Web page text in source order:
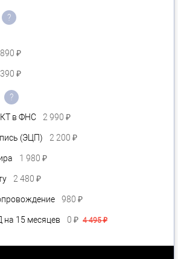
?
₽
₽
?
в ФНС 2 990 ₽
(ЭЦП) 2 200 ₽
1 980 ₽
2 480 ₽
980 ₽
15 месяцев 0 ₽ 4 495 ₽